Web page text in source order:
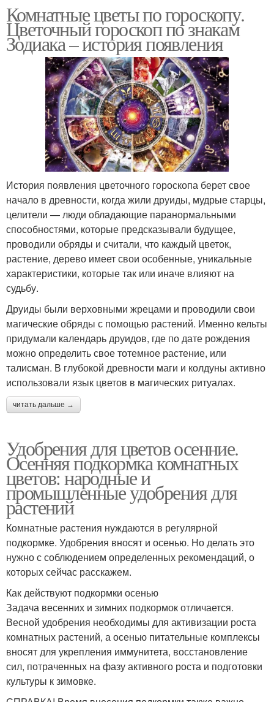
Комнатные цветы по гороскопу.
Цветочный гороскоп по знакам
Зодиака – история появления
История появления цветочного гороскопа берет свое
начало в древности, когда жили друиды, мудрые старцы,
целители — люди обладающие паранормальными
способностями, которые предсказывали будущее,
проводили обряды и считали, что каждый цветок,
растение, дерево имеет свои особенные, уникальные
характеристики, которые так или иначе влияют на
судьбу.
Друиды были верховными жрецами и проводили свои
магические обряды с помощью растений. Именно кельты
придумали календарь друидов, где по дате рождения
можно определить свое тотемное растение, или
талисман. В глубокой древности маги и колдуны активно
использовали язык цветов в магических ритуалах.
читать дальше →
Удобрения для цветов осенние.
Осенняя подкормка комнатных
цветов: народные и
промышленные удобрения для
растений
Комнатные растения нуждаются в регулярной
подкормке. Удобрения вносят и осенью. Но делать это
нужно с соблюдением определенных рекомендаций, о
которых сейчас расскажем.
Как действуют подкормки осенью
Задача весенних и зимних подкормок отличается.
Весной удобрения необходимы для активизации роста
комнатных растений, а осенью питательные комплексы
вносят для укрепления иммунитета, восстановление
сил, потраченных на фазу активного роста и подготовки
культуры к зимовке.